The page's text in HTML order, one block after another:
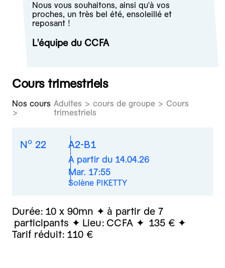
Nous vous souhaitons, ainsi qu'à vos
proches, un très bel été, ensoleillé et
reposant !
L'équipe du CCFA
Cours trimestriels
Nos cours Adultes > cours de groupe > Cours
trimestriels
No 22 A2-B1
A partir du 14.04.26
Mar. 17:55
Solène PIKETTY
Durée: 10 x 90mn
à partir de 7
participants
Lieu: CCFA
135 €
Tarif réduit: 110 €